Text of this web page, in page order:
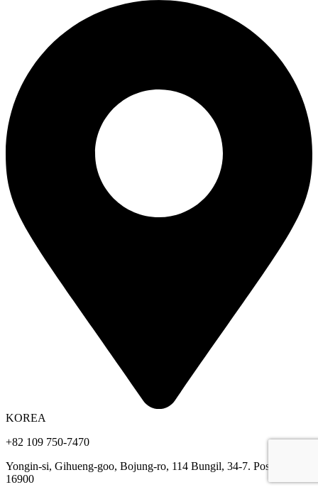
KOREA
+82 109 750-7470
Yongin-si, Gihueng-goo, Bojung-ro, 114 Bungil, 34-7. Post-code
16900